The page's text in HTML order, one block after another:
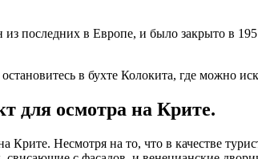
последних в Европе, и было закрыто в
в бухте Колокита, где можно
для осмотра на Крите.
Несмотря на то, что в качестве